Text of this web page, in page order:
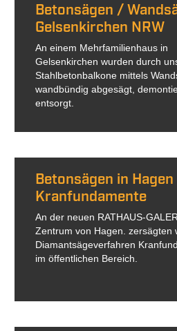
Betonsägen /
Gelsenkirchen NRW
An einem Mehrfamilienhaus in
Gelsenkirchen wurden durch
Stahlbetonbalkone mittels
wandbündig abgesägt,
entsorgt.
Betonsägen in Hagen
Kranfundamente
An der neuen RATHAUS-
Zentrum von Hagen. zersägten
Diamantsägeverfahren
im öffentlichen Bereich.